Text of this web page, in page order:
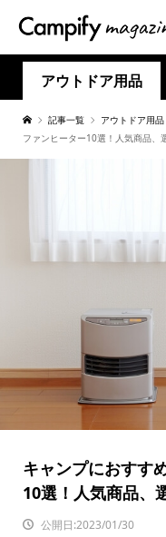
アウトドア用品
記事一覧 アウトドア用品
ファンヒーター10選！人気商品、
キャンプにおすす
10選！人気商品、
公開日:2023/01/30